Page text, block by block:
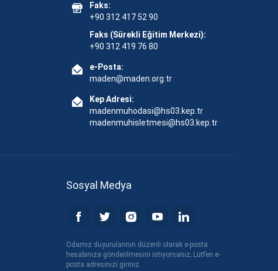
Faks:
+90 312 417 52 90
Faks (Sürekli Eğitim Merkezi):
+90 312 419 76 80
e-Posta:
maden@maden.org.tr
Kep Adresi:
madenmuhodasi@hs03.kep.tr
madenmuhisletmesi@hs03.kep.tr
Sosyal Medya
Odamız duyurularının düzenli olarak e-posta
hesabınıza gönderilmesini istiyorsanız; Lütfen e-
posta adresinizi giriniz.